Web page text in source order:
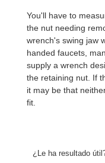
You'll have to
the nut needing
wrench's swing jaw
handed faucets,
supply a wrench
the retaining nut. If
it may be that
fit.
¿Le ha resultado